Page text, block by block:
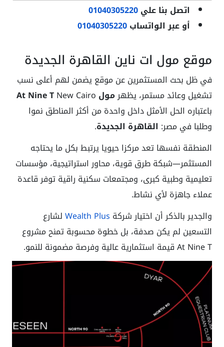
اتصل بنا علي01040305220
أو عبر الواتساب01040305220
موقع مول ات ناين القاهرة الجديدة
في ظل بحث المستثمرين عن موقع يضمن لهم أعلى نسب
تشغيل وعائد مستمر، يظهرمول At Nine T New Cairo
باعتباره الحل الأمثل داخل واحدة من أكثر المناطق نموا
وطلبا في مصر: القاهرة الجديدة.
المنطقة نفسها تعد مركزا حيويا يرتبط بكل ما يحتاجه
المستثمر—شبكة طرق قوية، محاور استراتيجية، مؤسسات
تعليمية وطبية كبرى، ومجتمعات سكنية راقية توفر قاعدة
عملاء جاهزة لأي نشاط.
والجدير بالذكر أن اختيار شركة Wealth Plusلشارع
التسعين لم يكن صدفة، بل خطوة محسوبة تمنح مشروع
At Nine T قيمة استثمارية عالية وفرصة مضمونة للنمو.